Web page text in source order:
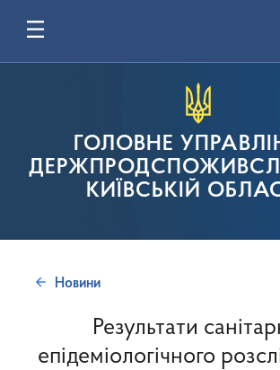
ГОЛОВНЕ
КИЇВСЬКІЙ
Новини
Результати
епідеміологічного